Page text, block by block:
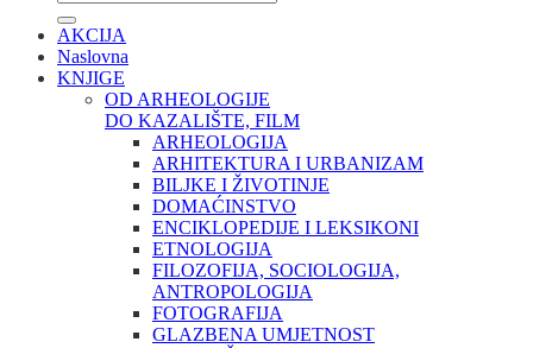
AKCIJA
Naslovna
KNJIGE
OD ARHEOLOGIJE
DO KAZALIŠTE, FILM
ARHEOLOGIJA
ARHITEKTURA I URBANIZAM
BILJKE I ŽIVOTINJE
DOMAĆINSTVO
ENCIKLOPEDIJE I LEKSIKONI
ETNOLOGIJA
FILOZOFIJA, SOCIOLOGIJA,
ANTROPOLOGIJA
FOTOGRAFIJA
GLAZBENA UMJETNOST